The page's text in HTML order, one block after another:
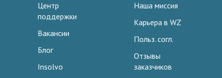
Центр
поддержки
Вакансии
Блог
Insolvo
Наша миссия
Карьера в WZ
Польз. согл.
Отзывы
заказчиков